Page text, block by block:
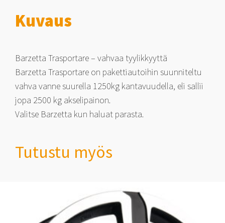
Kuvaus
Barzetta Trasportare – vahvaa tyylikkyyttä
Barzetta Trasportare on pakettiautoihin suunniteltu
vahva vanne suurella 1250kg kantavuudella, eli sallii
jopa 2500 kg akselipainon.
Valitse Barzetta kun haluat parasta.
Tutustu myös